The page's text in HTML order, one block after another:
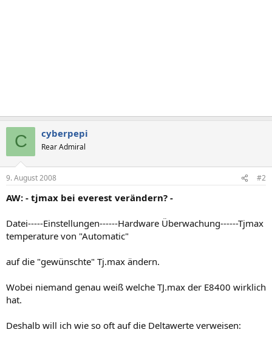
C cyberpepi
Rear Admiral
9. August 2008 #2
AW: - tjmax bei everest verändern? -
Datei-----Einstellungen------Hardware Überwachung------Tjmax
temperature von "Automatic"
auf die "gewünschte" Tj.max ändern.
Wobei niemand genau weiß welche TJ.max der E8400 wirklich
hat.
Deshalb will ich wie so oft auf die Deltawerte verweisen: